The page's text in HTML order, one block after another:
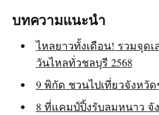
บทความแนะนำ
ไหลยาวทั้งเดือน! รวมจุด
วันไหลทั่วชลบุรี 2568
9 พิกัด ชวนไปเที่ยวจังหวั
8 ที่แคมป์ปิ้งรับลมหนาว จั